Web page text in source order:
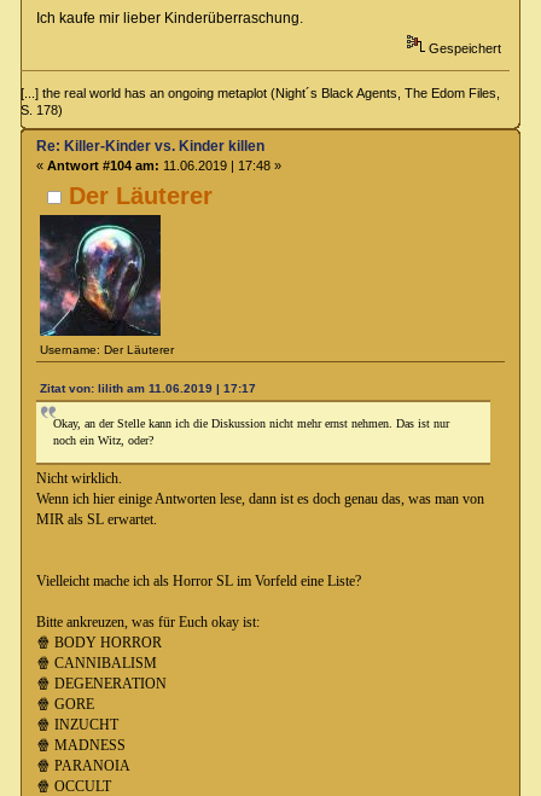
Ich kaufe mir lieber Kinderüberraschung.
Gespeichert
[...] the real world has an ongoing metaplot (Night´s Black Agents, The Edom Files,
S. 178)
Der Läuterer
Username: Der Läuterer
Re: Killer-Kinder vs. Kinder killen
« Antwort #104 am: 11.06.2019 | 17:48 »
Zitat von: lilith am 11.06.2019 | 17:17
Okay, an der Stelle kann ich die Diskussion nicht mehr ernst nehmen. Das ist nur
noch ein Witz, oder?
Nicht wirklich.
Wenn ich hier einige Antworten lese, dann ist es doch genau das, was man von
MIR als SL erwartet.
Vielleicht mache ich als Horror SL im Vorfeld eine Liste?
Bitte ankreuzen, was für Euch okay ist:
🍿 BODY HORROR
🍿 CANNIBALISM
🍿 DEGENERATION
🍿 GORE
🍿 INZUCHT
🍿 MADNESS
🍿 PARANOIA
🍿 OCCULT